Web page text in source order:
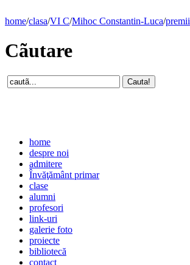
home/clasa/VI C/Mihoc Constantin-Luca/premii
Cãutare
home
despre noi
admitere
Învăţământ primar
clase
alumni
profesori
link-uri
galerie foto
proiecte
bibliotecă
contact